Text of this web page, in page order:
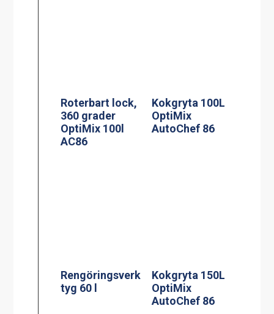
Roterbart lock,
360 grader
OptiMix 100l
AC86
Kokgryta 100L
OptiMix
AutoChef 86
Rengöringsverk
tyg 60 l
Kokgryta 150L
OptiMix
AutoChef 86